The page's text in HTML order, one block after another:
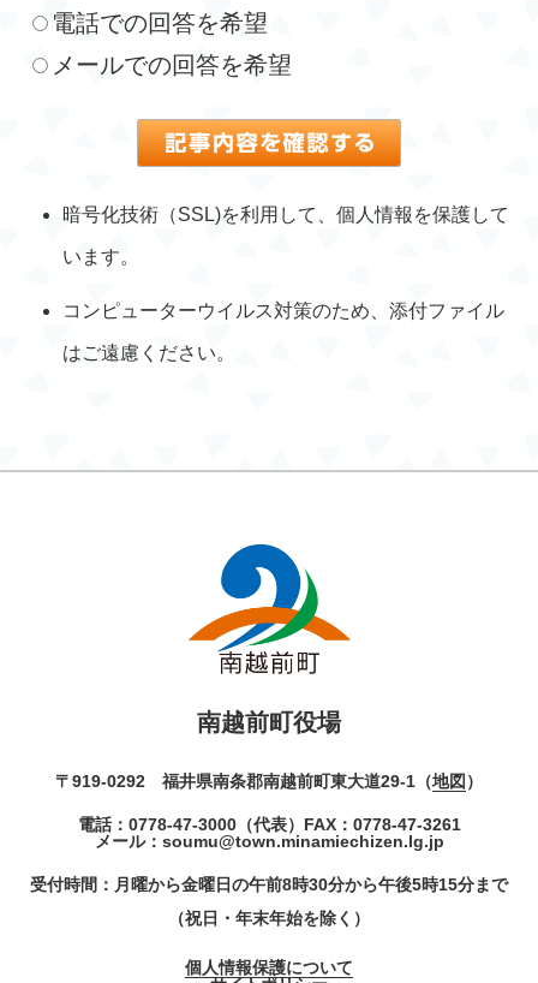
電話での回答を希望
メールでの回答を希望
暗号化技術（SSL)を利用して、個人情報を保護して
います。
コンピューターウイルス対策のため、添付ファイル
はご遠慮ください。
南越前町役場
〒919-0292 福井県南条郡南越前町東大道29-1（地図 ）
電話： 0778-47-3000（代表） FAX：0778-47-3261
メール： soumu@town.minamiechizen.lg.jp
受付時間：月曜から金曜日の午前8時30分から午後5時15分まで
（祝日・年末年始を除く）
個人情報保護について